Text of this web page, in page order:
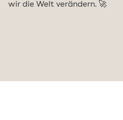
wir die Welt verändern. 🚀